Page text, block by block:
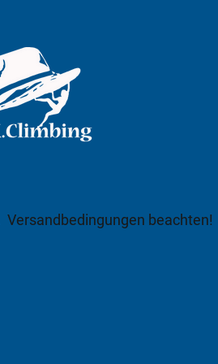
Versandbedingungen beachten!